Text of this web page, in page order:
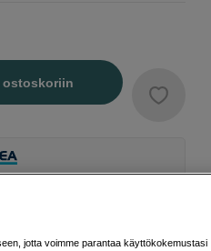
ostoskoriin
0 EUR/kk lisäksi
maksamaan velkaa ajoissa, saatat
jotta voimme parantaa käyttökokemustasi